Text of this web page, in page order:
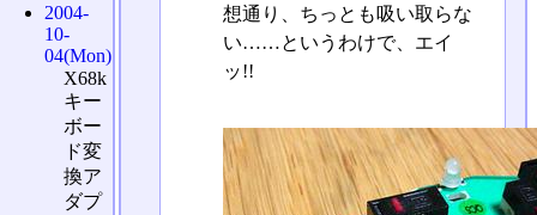
想通り、ちっとも吸い取らな
い……というわけで、エイ
ッ!!
2004-
10-
04(Mon)
X68k
キー
ボー
ド変
換ア
ダプ